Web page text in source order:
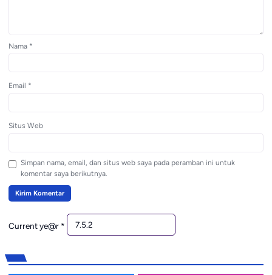
Nama *
Email *
Situs Web
Simpan nama, email, dan situs web saya pada peramban ini untuk
komentar saya berikutnya.
Current ye@r *